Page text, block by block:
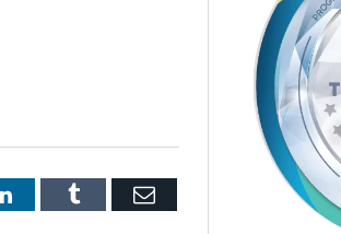
LinkedInTumblr Email